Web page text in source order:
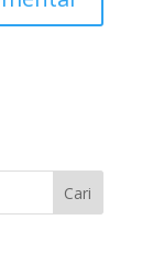
Cari